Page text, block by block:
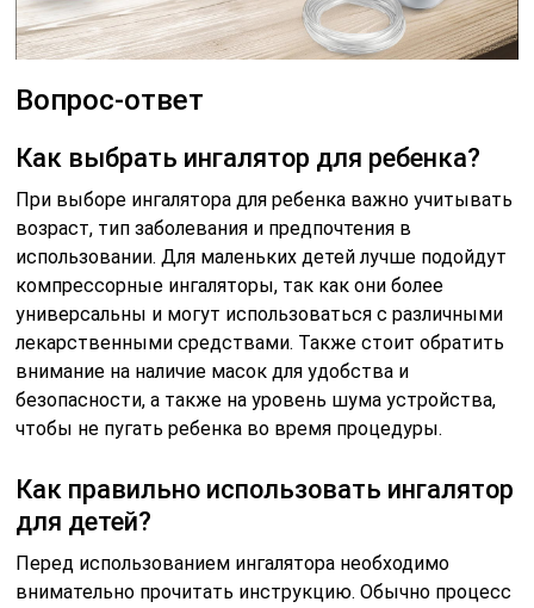
Вопрос-ответ
Как выбрать ингалятор для ребенка?
При выборе ингалятора для ребенка важно учитывать
возраст, тип заболевания и предпочтения в
использовании. Для маленьких детей лучше подойдут
компрессорные ингаляторы, так как они более
универсальны и могут использоваться с различными
лекарственными средствами. Также стоит обратить
внимание на наличие масок для удобства и
безопасности, а также на уровень шума устройства,
чтобы не пугать ребенка во время процедуры.
Как правильно использовать ингалятор
для детей?
Перед использованием ингалятора необходимо
внимательно прочитать инструкцию. Обычно процесс